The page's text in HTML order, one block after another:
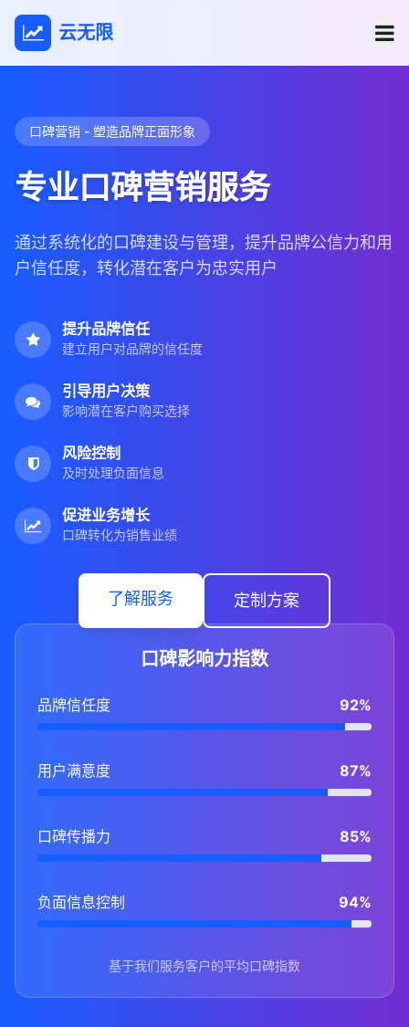
云无限
口碑营销 - 塑造品牌正面形象
专业口碑营销服务
通过系统化的口碑建设与管理，提升品牌公信力和用
户信任度，转化潜在客户为忠实用户
提升品牌信任
建立用户对品牌的信任度
引导用户决策
影响潜在客户购买选择
风险控制
及时处理负面信息
促进业务增长
口碑转化为销售业绩
了解服务 定制方案
口碑影响力指数
品牌信任度
用户满意度
口碑传播力
负面信息控制